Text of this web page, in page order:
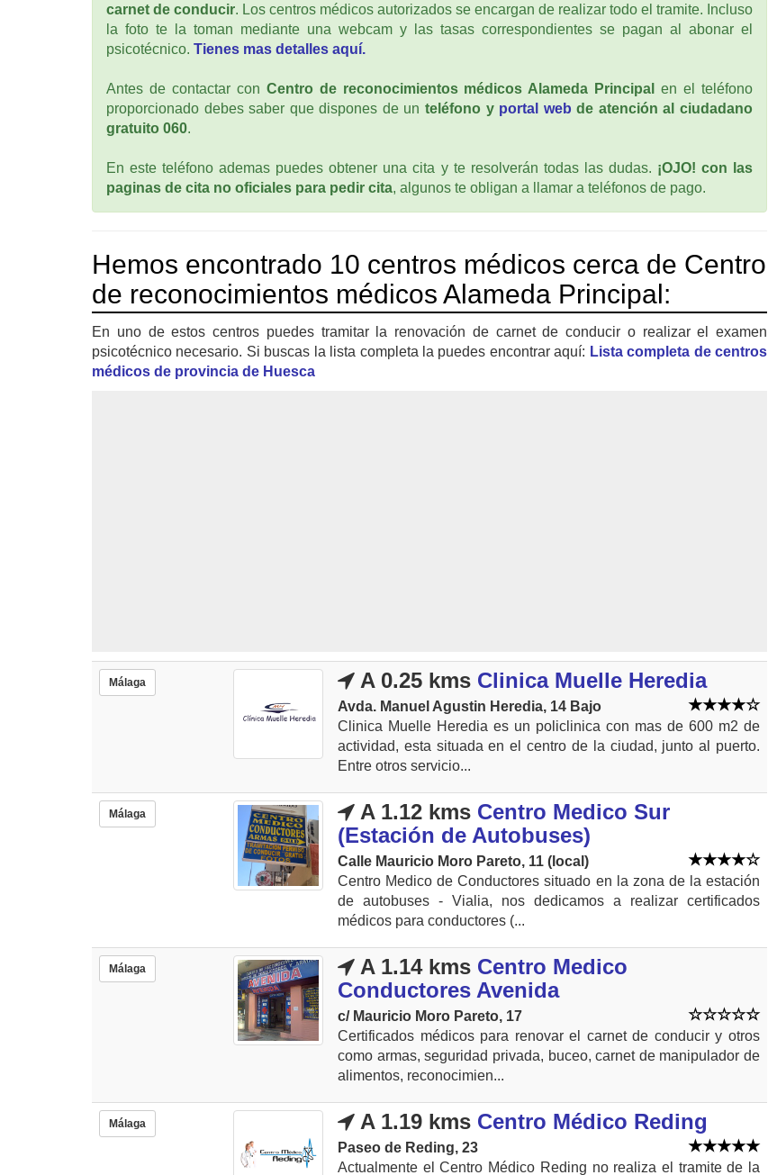
carnet de conducir. Los centros médicos autorizados se encargan de realizar todo el tramite. Incluso
la foto te la toman mediante una webcam y las tasas correspondientes se pagan al abonar el
psicotécnico. Tienes mas detalles aquí.
Antes de contactar con Centro de reconocimientos médicos Alameda Principal
en el teléfono
proporcionado debes saber que dispones de un teléfono y portal web de atención al ciudadano
gratuito 060.
En este teléfono ademas puedes obtener una cita y te resolverán todas las dudas. ¡OJO! con las
paginas de cita no oficiales para pedir cita, algunos te obligan a llamar a teléfonos de pago.
Hemos encontrado 10 centros médicos cerca de Centro
de reconocimientos médicos Alameda Principal:
En uno de estos centros puedes tramitar la renovación de carnet de conducir o realizar el examen
psicotécnico necesario. Si buscas la lista completa la puedes encontrar aquí: Lista completa de centros
médicos de provincia de Huesca
Málaga A 0.25 kms Clinica Muelle Heredia
Avda. Manuel Agustin Heredia, 14 Bajo
Clinica Muelle Heredia es un policlinica con mas de 600 m2 de
actividad, esta situada en el centro de la ciudad, junto al puerto.
Entre otros servicio...
Málaga A 1.12 kms Centro Medico Sur
(Estación de Autobuses)
Calle Mauricio Moro Pareto, 11 (local)
Centro Medico de Conductores situado en la zona de la estación
de autobuses - Vialia, nos dedicamos a realizar certificados
médicos para conductores (...
Málaga A 1.14 kms Centro Medico
Conductores Avenida
c/ Mauricio Moro Pareto, 17
Certificados médicos para renovar el carnet de conducir y otros
como armas, seguridad privada, buceo, carnet de manipulador de
alimentos, reconocimien...
Málaga A 1.19 kms Centro Médico Reding
Paseo de Reding, 23
Actualmente el Centro Médico Reding no realiza el tramite de la